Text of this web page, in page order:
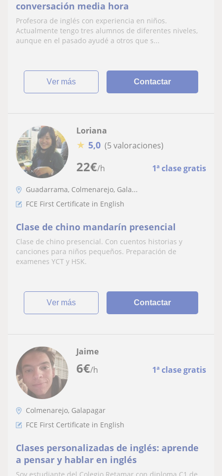
conversación media hora
Profesora de inglés con experiencia en niños.
Actualmente tengo tres alumnos de diferentes niveles,
aunque en el pasado ayudé a otros que s...
ver más Contactar
22€/h 1ª clase gratis
Loriana
★ 5,0 (5 valoraciones)
Guadarrama, Colmenarejo, Gala...
FCE First Certificate in English
Clase de chino mandarín presencial
Clase de chino presencial. Con cuentos historias y
canciones para niños pequeños. Preparación de
examenes YCT y HSK.
ver más Contactar
6€/h 1ª clase gratis
Jaime
Colmenarejo, Galapagar
FCE First Certificate in English
Clases personalizadas de inglés: aprende
a pensar y hablar en inglés